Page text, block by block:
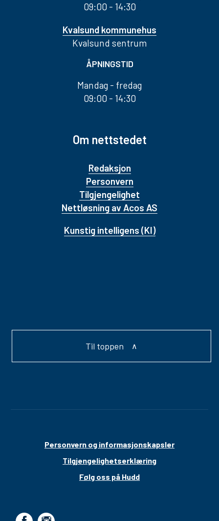
09:00 - 14:30
Kvalsund kommunehus
Kvalsund sentrum
ÅPNINGSTID
Mandag - fredag
09:00 - 14:30
Om nettstedet
Redaksjon
Personvern
Tilgjengelighet
Nettløsning av Acos AS
Kunstig intelligens (KI)
Til toppen
Personvern og informasjonskapsler
Tilgjengelighetserklæring
Følg oss på Hudd